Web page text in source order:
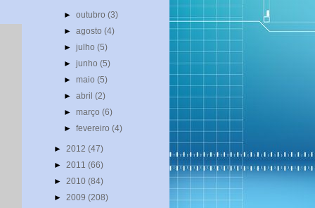
►outubro(3)
►agosto(4)
►julho(5)
►junho(5)
►maio(5)
►abril(2)
►março(6)
►fevereiro(4)
► 2012 (47)
► 2011 (66)
► 2010 (84)
► 2009 (208)